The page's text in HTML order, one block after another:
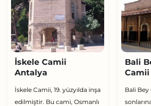
İskele Camii
Antalya
İskele Camii, 19. yüzyılda inşa
edilmiştir. Bu cami, Osmanlı
Bali
Camii
Bali Bey